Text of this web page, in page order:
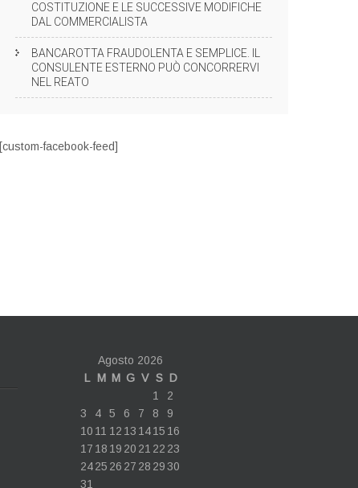
COSTITUZIONE E LE SUCCESSIVE MODIFICHE
DAL COMMERCIALISTA
BANCAROTTA FRAUDOLENTA E SEMPLICE. IL
CONSULENTE ESTERNO PUÒ CONCORRERVI
NEL REATO
[custom-facebook-feed]
Agosto 2026
L
M M G V S D
1
2
3
4 5 6 7 8
9
10 11 12 13 1415 16
17 18 19 20 21 22 23
2425 26 27 28 2930
31